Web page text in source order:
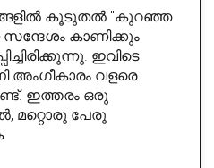
കൂടുതൽ "കുറഞ്ഞ
കാണിക്കും
ഇവിടെ
അംഗീകാരം വളരെ
ഇത്തരം ഒരു
മറ്റൊരു പേരു